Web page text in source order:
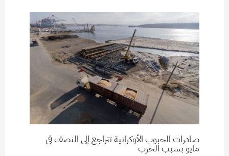
صادرات الحبوب الأوكرانية تتراجع إلى النصف في
مايو بسبب الحرب